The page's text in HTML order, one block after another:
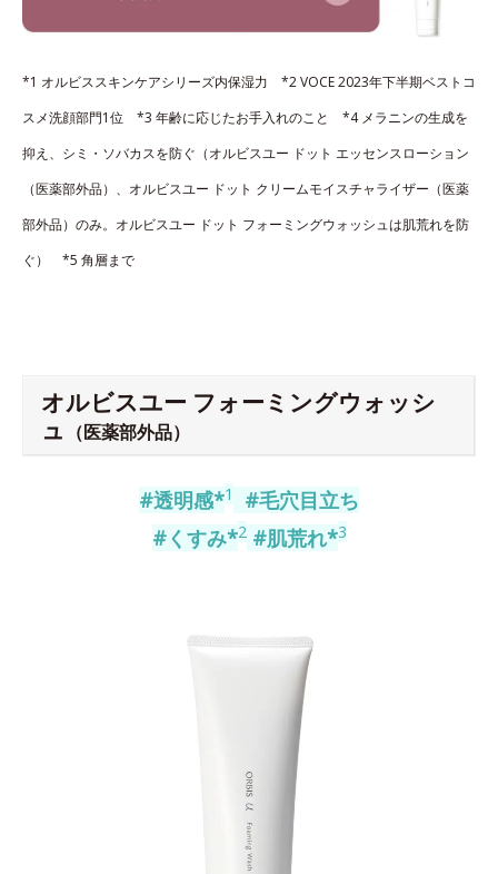
*1 オルビススキンケアシリーズ内保湿力 *2 VOCE 2023年下半期ベストコ
スメ洗顔部門1位 *3 年齢に応じたお手入れのこと *4 メラニンの生成を
抑え、シミ・ソバカスを防ぐ（オルビスユー ドット エッセンスローション
（医薬部外品）、オルビスユー ドット クリームモイスチャライザー（医薬
部外品）のみ。オルビスユー ドット フォーミングウォッシュは肌荒れを防
ぐ） *5 角層まで
オルビスユー フォーミングウォッシ
ュ （医薬部外品）
#透明感*1
#毛穴目立ち
#くすみ*2 #肌荒れ*3